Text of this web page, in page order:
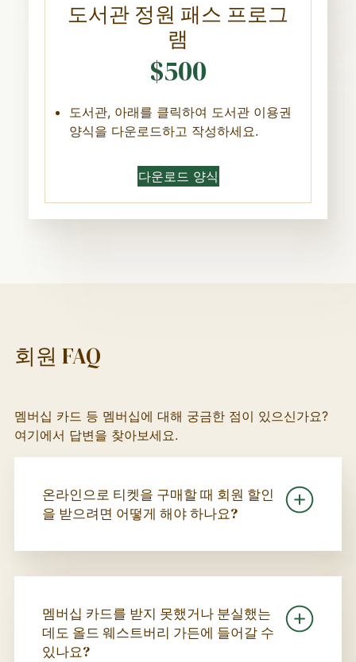
도서관 정원 패스 프로그
램
$500
도서관, 아래를 클릭하여 도서관 이용권
양식을 다운로드하고 작성하세요.
다운로드 양식
회원 FAQ
멤버십 카드 등 멤버십에 대해 궁금한 점이 있으신가요?
여기에서 답변을 찾아보세요.
온라인으로 티켓을 구매할 때 회원 할인
을 받으려면 어떻게 해야 하나요?
멤버십 카드를 받지 못했거나 분실했는
데도 올드 웨스트버리 가든에 들어갈 수
있나요?